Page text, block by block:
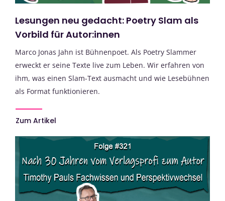
Lesungen neu gedacht: Poetry Slam als
Vorbild für Autor:innen
Marco Jonas Jahn ist Bühnenpoet. Als Poetry Slammer
erweckt er seine Texte live zum Leben. Wir erfahren von
ihm, was einen Slam-Text ausmacht und wie Lesebühnen
als Format funktionieren.
Zum Artikel